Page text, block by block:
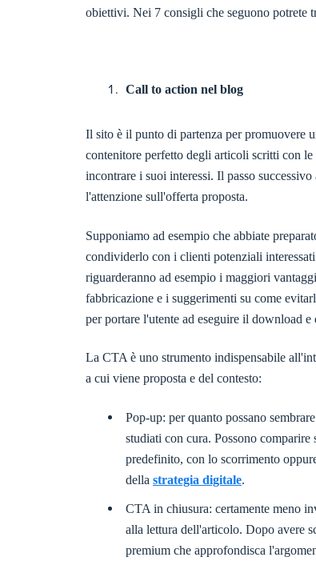
obiettivi. Nei 7 consigli che seguono potrete
Call to action nel blog
Il sito è il punto di partenza per promuovere
contenitore perfetto degli articoli scritti con
incontrare i suoi interessi. Il passo
l'attenzione sull'offerta proposta.
Supponiamo ad esempio che abbiate
condividerlo con i clienti potenziali
riguarderanno ad esempio i maggiori
fabbricazione e i suggerimenti su come
per portare l'utente ad eseguire il download e
La CTA è uno strumento indispensabile
a cui viene proposta e del contesto:
Pop-up: per quanto possano
studiati con cura. Possono
predefinito, con lo scorrimento
della strategia digitale.
CTA in chiusura: certamente meno
alla lettura dell'articolo. Dopo avere
premium che approfondisca